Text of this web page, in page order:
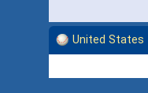
United States